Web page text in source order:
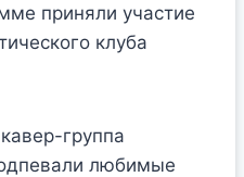
приняли участие
клуба
группа
любимые